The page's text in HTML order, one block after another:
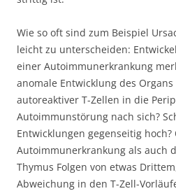
Wie so oft sind zum Beispiel
leicht zu unterscheiden:
einer Autoimmunerkrankung
anomale Entwicklung des
autoreaktiver T-Zellen in die
Autoimmunstörung nach sich?
Entwicklungen gegenseitig
Autoimmunerkrankung als auch
Thymus Folgen von etwas
Abweichung in den T-Zell-